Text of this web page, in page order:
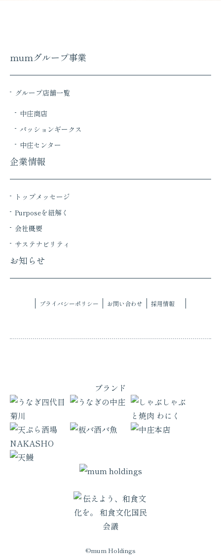
©mum Holdings
mumグループ事業
グループ店舗一覧
中庄商店
パッションギークス
中庄センター
企業情報
トップメッセージ
Purposeを紐解く
会社概要
サステナビリティ
お知らせ
プライバシーポリシー お問い合わせ 採用情報
ブランド